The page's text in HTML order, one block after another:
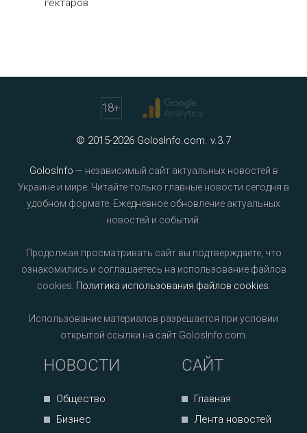
гектаров
18+
© 2015-2026 GolosInfo.com. v.3.7
GolosInfo — независимый сайт актуальных новостей в
Украине и мире. Читайте только главные новости сегодня в
удобном формате. Ежедневное обновление актуальных
новостей и событий.
Продолжая просматривать сайт вы подтверждаете, что
ознакомились и соглашаетесь на использование файлов
cookies. Политика использования файлов cookies
Использование материалов разрешается при условии
открытой ссылки на сайт GolosInfo.com.
НОВОСТИ
Общество
Бизнес
САЙТ
Главная
Лента новостей